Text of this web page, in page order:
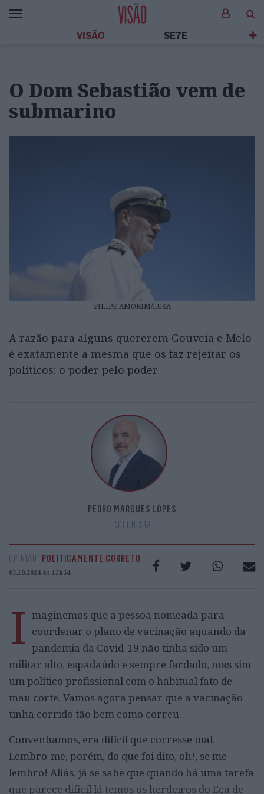
VISÃO SE7E
​O Dom Sebastião vem de
submarino
FILIPE AMORIM/LUSA
A razão para alguns quererem Gouveia e Melo
é exatamente a mesma que os faz rejeitar os
políticos: o poder pelo poder
PEDRO MARQUES LOPES
COLUNISTA
OPINIÃO POLITICAMENTE CORRETO
03.10.2024 às 11h54
I maginemos que a pessoa nomeada para
coordenar o plano de vacinação aquando da
pandemia da Covid-19 não tinha sido um
militar alto, espadaúdo e sempre fardado, mas sim
um político profissional com o habitual fato de
mau corte. Vamos agora pensar que a vacinação
tinha corrido tão bem como correu.
Convenhamos, era difícil que corresse mal.
Lembro-me, porém, do que foi dito, oh!, se me
lembro! Aliás, já se sabe que quando há uma tarefa
que parece difícil lá temos os herdeiros do Eça de